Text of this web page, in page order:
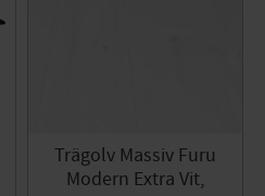
Trägolv Massiv Furu
Modern Extra Vit,